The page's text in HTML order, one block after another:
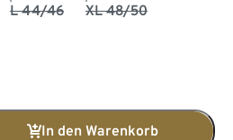
L 44/46 XL 48/50
In den Warenkorb